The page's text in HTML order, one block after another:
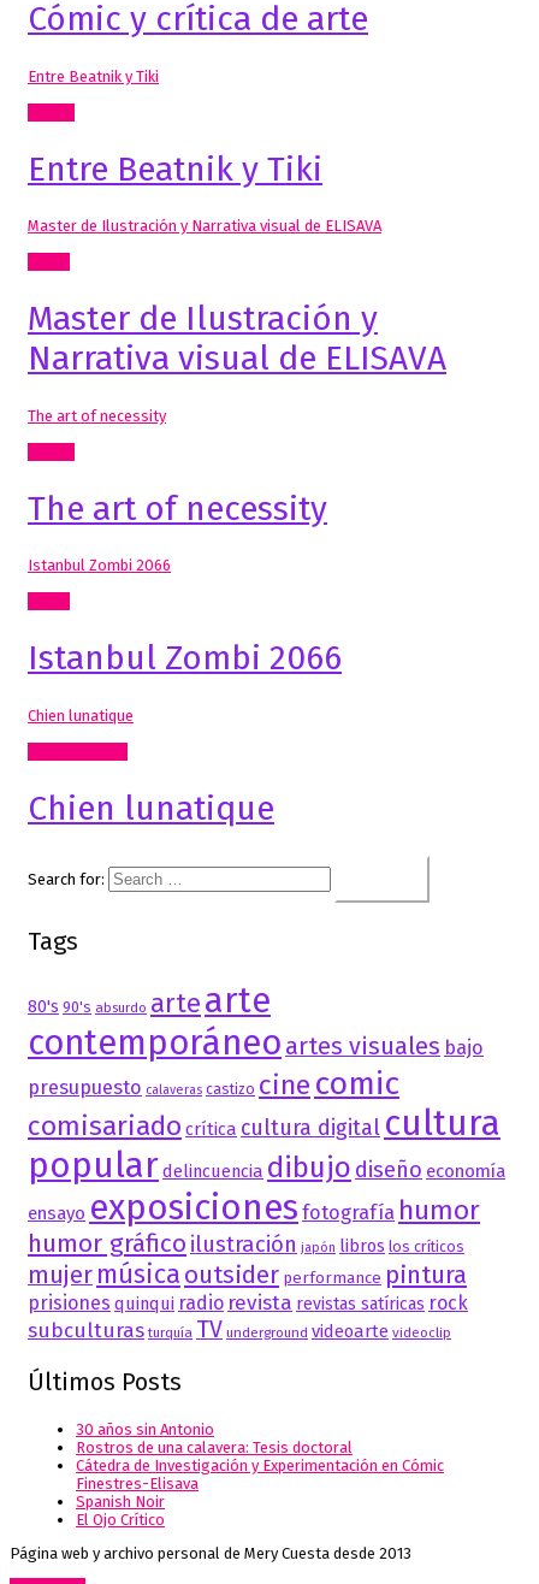
Cómic y crítica de arte
Entre Beatnik y Tiki
Entre Beatnik y Tiki
Master de Ilustración y Narrativa visual de ELISAVA
Master de Ilustración y
Narrativa visual de ELISAVA
The art of necessity
The art of necessity
Istanbul Zombi 2066
Istanbul Zombi 2066
Chien lunatique
Chien lunatique
Search for:
Tags
80's 90's absurdo artearte
contemporáneo artes visuales bajo
presupuesto calaveras castizo cine comic
comisariado crítica cultura digital cultura
populardelincuencia dibujo diseño economía
ensayo exposiciones fotografía humor
humor gráfico ilustración japón libros los críticos
mujer música outsider performance pintura
prisiones quinqui radio revista revistas satíricas rock
subculturas turquía TV underground videoarte videoclip
Últimos Posts
30 años sin Antonio
Rostros de una calavera: Tesis doctoral
Cátedra de Investigación y Experimentación en Cómic
Finestres-Elisava
Spanish Noir
El Ojo Crítico
Página web y archivo personal de Mery Cuesta desde 2013